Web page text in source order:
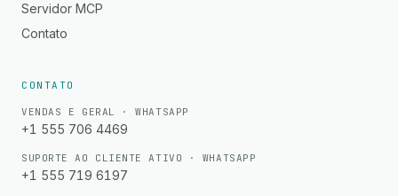
Servidor MCP
Contato
CONTATO
VENDAS E GERAL · WHATSAPP
+1 555 706 4469
SUPORTE AO CLIENTE ATIVO · WHATSAPP
+1 555 719 6197